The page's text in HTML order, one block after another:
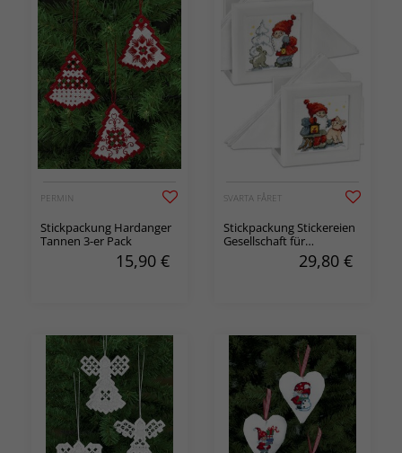
PERMIN
Stickpackung Hardanger
Tannen 3-er Pack
15,90 €
SVARTA FÅRET
Stickpackung Stickereien
Gesellschaft für
Serviettenhalter 2-er Pack
29,80 €